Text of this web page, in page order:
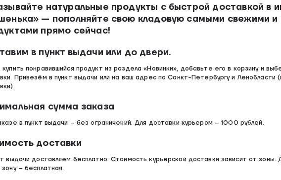
натуральные продукты с быстрой доставкой в
— пополняйте свою кладовую самыми свежими и
прямо сейчас!
в пункт выдачи или до двери.
понравившийся продукт из раздела «Новинки», добавьте его в корзину и
Привезём в пункт выдачи или на ваш адрес по Санкт-Петербургу и Ленобласти
сумма заказа
в пункт выдачи – без ограничений. Для доставки курьером – 1000 рублей.
доставки
выдачи доставляем бесплатно. Стоимость курьерской доставки зависит от зоны.
– бесплатная.